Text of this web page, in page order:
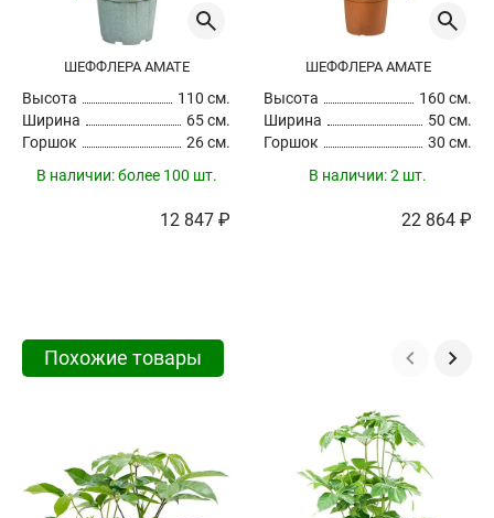
ШЕФФЛЕРА АМАТЕ
Высота
110 см.
Ширина
65 см.
Горшок
26 см.
В наличии:более 100 шт.
12 847 ₽
ШЕФФЛЕРА АМАТЕ
Высота
160 см.
Ширина
50 см.
Горшок
30 см.
В наличии:2 шт.
22 864 ₽
Похожие товары